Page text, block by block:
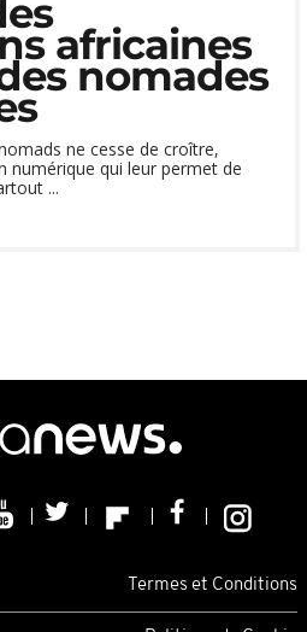
africaines
nomades
ne cesse de croître,
numérique qui leur permet de
...
Termes et Conditions